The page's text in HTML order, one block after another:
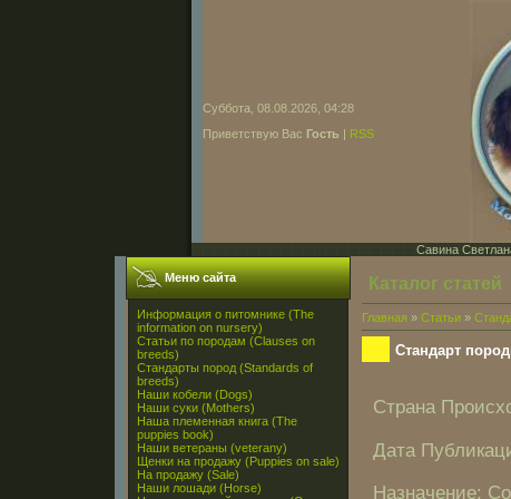
Суббота, 08.08.2026, 04:28
Приветствую Вас Гость | RSS
Савина
Меню сайта
Информация о питомнике (The
information on nursery)
Статьи по породам (Clauses on
breeds)
Стандарты пород (Standards of
breeds)
Наши кобели (Dogs)
Наши суки (Mothers)
Наша племенная книга (The
puppies book)
Наши ветераны (veterany)
Щенки на продажу (Puppies on sale)
На продажу (Sale)
Наши лошади (Horse)
Каталог статей
Главная » Статьи»
Стандарт
Страна
Дата
Назначение: